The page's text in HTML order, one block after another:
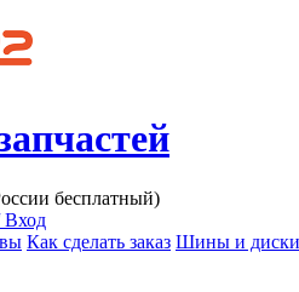
бесплатный)
Вход
Как сделать заказ Шины и диски